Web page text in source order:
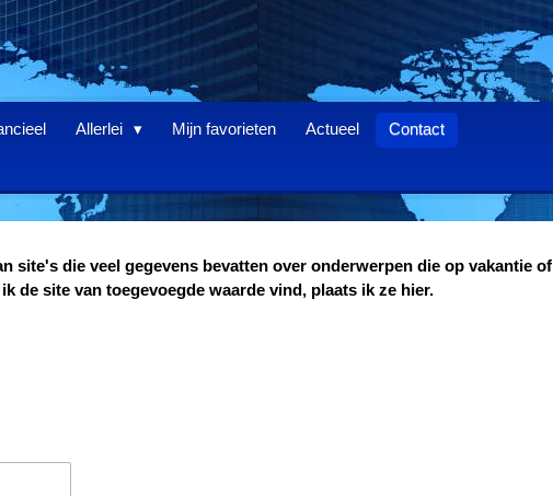
Allerlei Mijn favorieten Actueel
Contact
site's die veel gegevens bevatten over onderwerpen die op vakantie of
de site van toegevoegde waarde vind, plaats ik ze hier.